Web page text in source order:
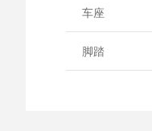
车座
脚踏